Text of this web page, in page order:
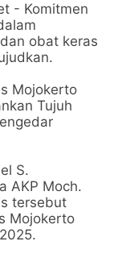
- Komitmen
obat keras
Mojokerto
Tujuh
S.
AKP Moch.
tersebut
Mojokerto